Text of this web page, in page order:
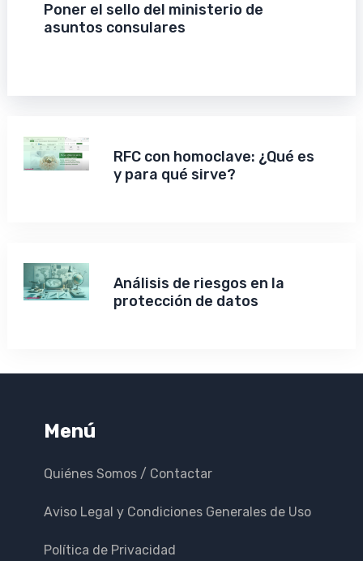
Poner el sello del ministerio de
asuntos consulares
RFC con homoclave: ¿Qué es
y para qué sirve?
Análisis de riesgos en la
protección de datos
Menú
Quiénes Somos / Contactar
Aviso Legal y Condiciones Generales de Uso
Política de Privacidad